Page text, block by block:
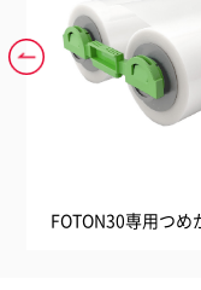
FOTON30専用つ